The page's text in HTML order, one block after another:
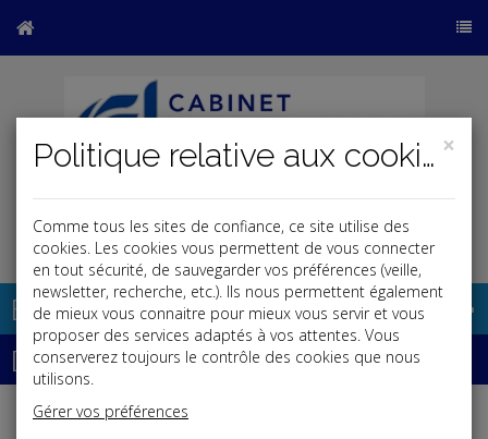
Base documentaire
Dépêches
j
×
Politique relative aux cookies
Comme tous les sites de confiance, ce site utilise des
cookies. Les cookies vous permettent de vous connecter
en tout sécurité, de sauvegarder vos préférences (veille,
newsletter, recherche, etc.). Ils nous permettent également
de mieux vous connaitre pour mieux vous servir et vous
proposer des services adaptés à vos attentes. Vous
conserverez toujours le contrôle des cookies que nous
utilisons.
Gérer vos préférences